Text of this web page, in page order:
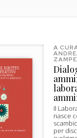
A
Il
nasce
per